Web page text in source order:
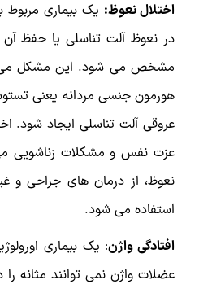
اختلال نعوظ: یک بیماری مربوط
در نعوظ آلت تناسلی یا حفظ
مشخص می شود. این مشکل می
هورمون جنسی مردانه یعنی
عروقی آلت تناسلی ایجاد شود.
عزت نفس و مشکلات زناشویی
نعوظ، از درمان ‌های جراحی و
استفاده می شود.
افتادگی واژن: یک بیماری
عضلات واژن نمی توانند مثانه